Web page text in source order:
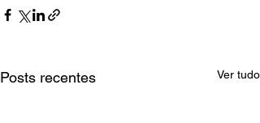
Posts recentes Ver tudo